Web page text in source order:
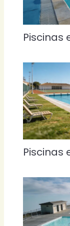
Piscinas
Piscinas